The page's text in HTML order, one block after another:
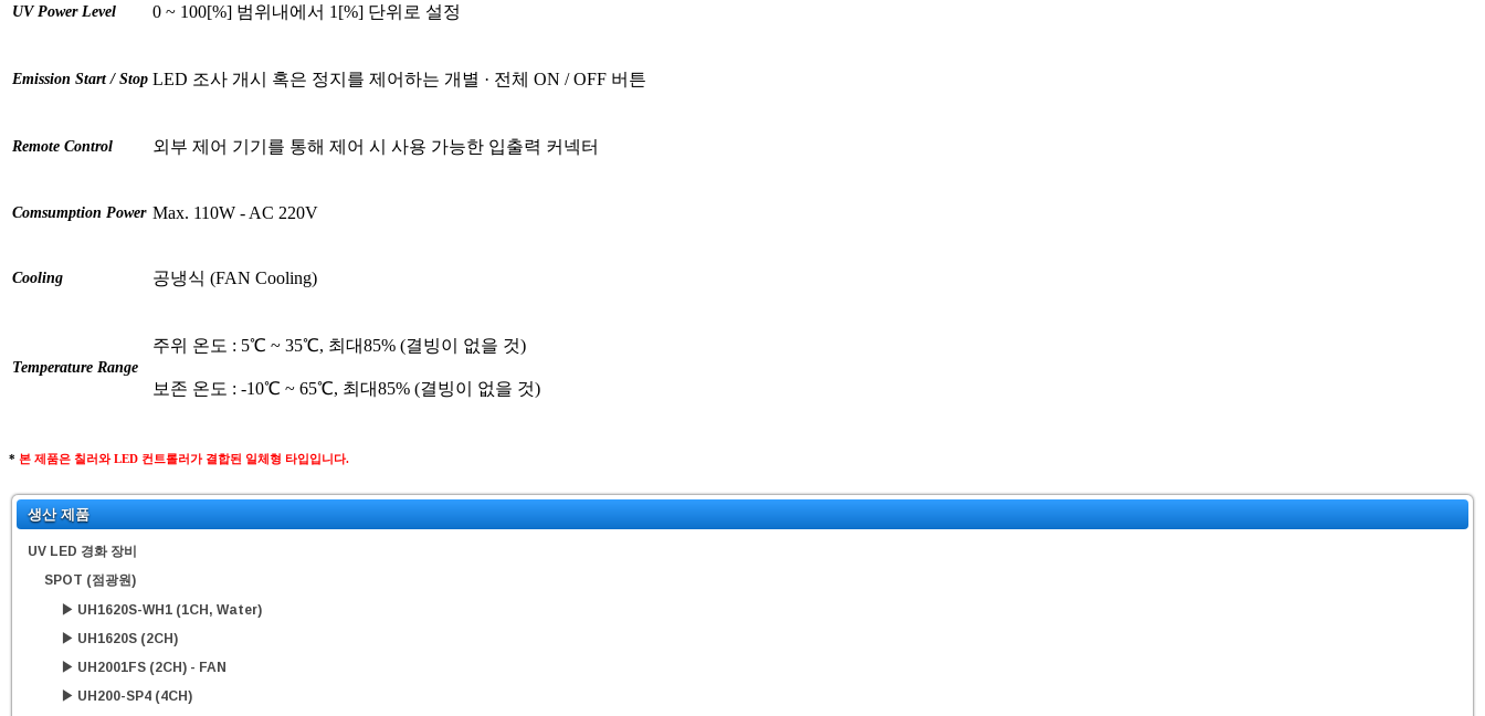
UV Power Level 0 ~ 100[%] 범위내에서 1[%] 단위로 설정
Emission Start / Stop LED 조사 개시 혹은 정지를 제어하는 개별 · 전체 ON / OFF 버튼
Remote Control 외부 제어 기기를 통해 제어 시 사용 가능한 입출력 커넥터
Comsumption Power Max. 110W - AC 220V
Cooling 공냉식 (FAN Cooling)
Temperature Range
주위 온도 : 5℃ ~ 35℃, 최대85% (결빙이 없을 것)
보존 온도 : -10℃ ~ 65℃, 최대85% (결빙이 없을 것)
* 본 제품은 칠러와 LED 컨트롤러가 결합된 일체형 타입입니다.
생산 제품
UV LED 경화 장비
SPOT (점광원)
▶ UH1620S-WH1 (1CH, Water)
▶ UH1620S (2CH)
▶ UH2001FS (2CH) - FAN
▶ UH200-SP4 (4CH)